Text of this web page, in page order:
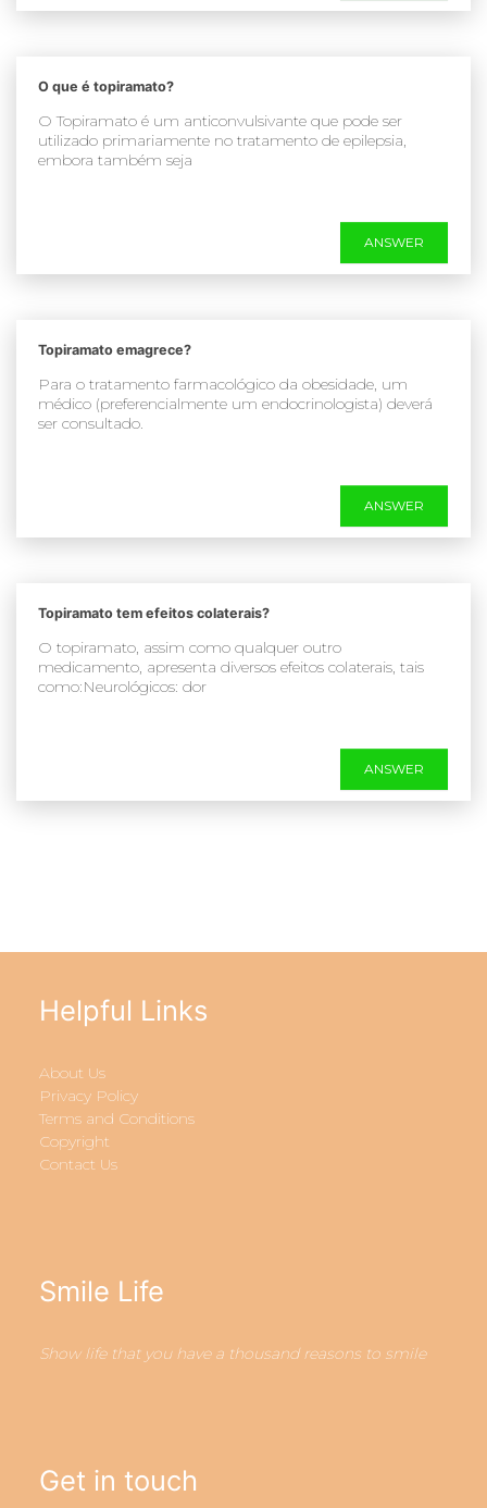
O que é topiramato?
O Topiramato é um anticonvulsivante que pode ser
utilizado primariamente no tratamento de epilepsia,
embora também seja
ANSWER
Topiramato emagrece?
Para o tratamento farmacológico da obesidade, um
médico (preferencialmente um endocrinologista) deverá
ser consultado.
ANSWER
Topiramato tem efeitos colaterais?
O topiramato, assim como qualquer outro
medicamento, apresenta diversos efeitos colaterais, tais
como:Neurológicos: dor
ANSWER
Helpful Links
About Us
Privacy Policy
Terms and Conditions
Copyright
Contact Us
Smile Life
Show life that you have a thousand reasons to smile
Get in touch